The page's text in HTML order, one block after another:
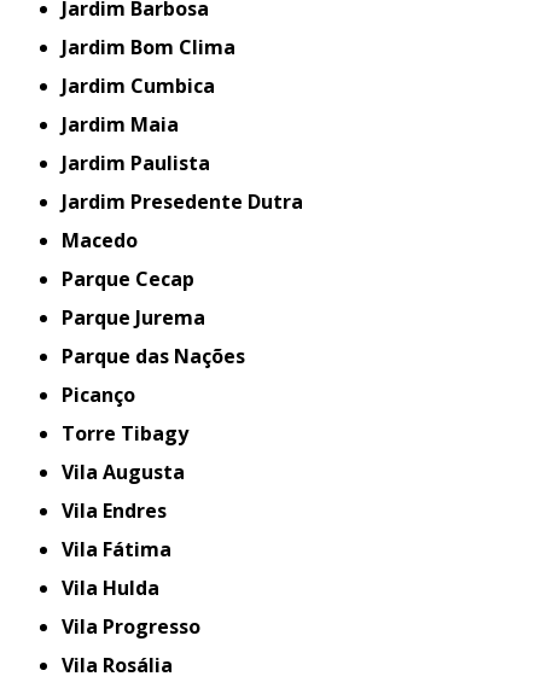
Jardim Barbosa
Jardim Bom Clima
Jardim Cumbica
Jardim Maia
Jardim Paulista
Jardim Presedente Dutra
Macedo
Parque Cecap
Parque Jurema
Parque das Nações
Picanço
Torre Tibagy
Vila Augusta
Vila Endres
Vila Fátima
Vila Hulda
Vila Progresso
Vila Rosália